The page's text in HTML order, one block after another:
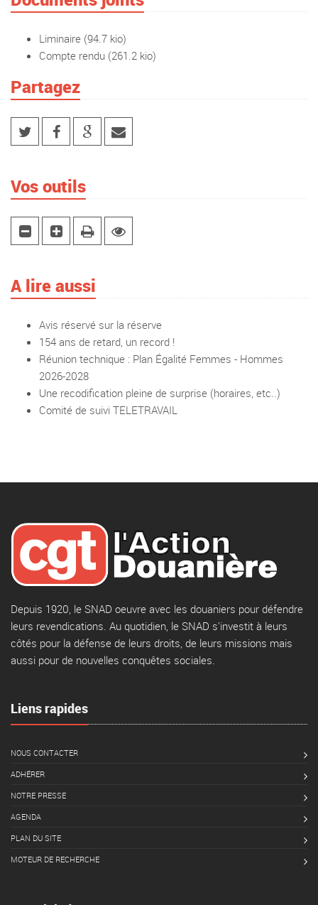
Liminaire (94.7 kio)
Compte rendu (261.2 kio)
Partagez
Vos outils
A lire aussi
Avis réservé sur la réserve
154 ans de retard, un record !
Réunion technique : Plan Égalité Femmes - Hommes
2026-2028
Une recodification pleine de surprise (horaires, etc..)
Comité de suivi TELETRAVAIL
Depuis 1920, le SNAD oeuvre avec les douaniers pour défendre
leurs revendications. Au quotidien, le SNAD s'investit à leurs
côtés pour la défense de leurs droits, de leurs missions mais
aussi pour de nouvelles conquêtes sociales.
Liens rapides
NOUS CONTACTER
ADHÉRER
NOTRE PRESSE
AGENDA
PLAN DU SITE
MOTEUR DE RECHERCHE